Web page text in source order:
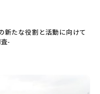
新たな役割と活動に向けて
-